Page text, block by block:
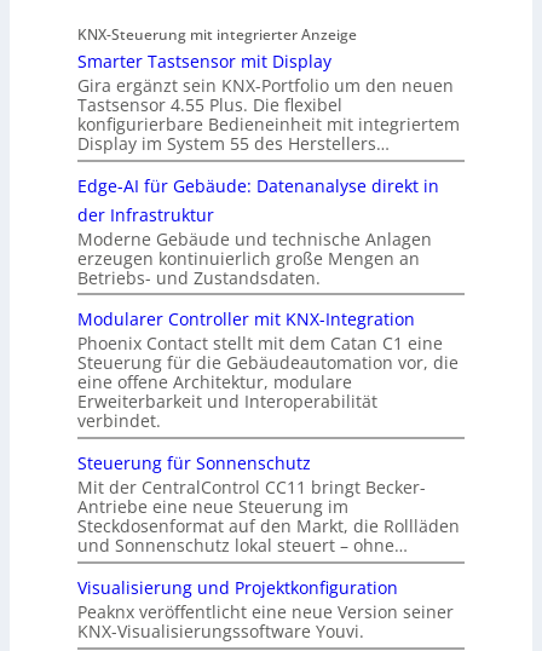
KNX-Steuerung mit integrierter Anzeige
Smarter Tastsensor mit Display
Gira ergänzt sein KNX-Portfolio um den neuen
Tastsensor 4.55 Plus. Die flexibel
konfigurierbare Bedieneinheit mit integriertem
Display im System 55 des Herstellers…
Edge-AI für Gebäude: Datenanalyse direkt in
der Infrastruktur
Moderne Gebäude und technische Anlagen
erzeugen kontinuierlich große Mengen an
Betriebs- und Zustandsdaten.
Modularer Controller mit KNX-Integration
Phoenix Contact stellt mit dem Catan C1 eine
Steuerung für die Gebäudeautomation vor, die
eine offene Architektur, modulare
Erweiterbarkeit und Interoperabilität
verbindet.
Steuerung für Sonnenschutz
Mit der CentralControl CC11 bringt Becker-
Antriebe eine neue Steuerung im
Steckdosenformat auf den Markt, die Rollläden
und Sonnenschutz lokal steuert – ohne…
Visualisierung und Projektkonfiguration
Peaknx veröffentlicht eine neue Version seiner
KNX-Visualisierungssoftware Youvi.